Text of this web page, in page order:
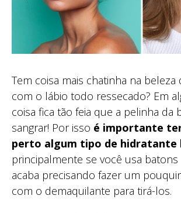
Tem coisa mais chatinha na
com o lábio todo ressecado? Em
coisa fica tão feia que a pelinha da
sangrar! Por isso é importante
perto algum tipo de hidratante
principalmente se você usa batons
acaba precisando fazer um
com o demaquilante para tirá-los.